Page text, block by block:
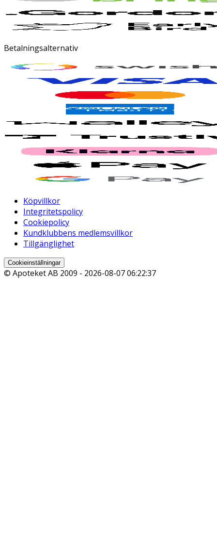
Betalningsalternativ
Köpvillkor
Integritetspolicy
Cookiepolicy
Kundklubbens medlemsvillkor
Tillgänglighet
Cookieinställningar
© Apoteket AB 2009 - 2026-08-07 06:22:37